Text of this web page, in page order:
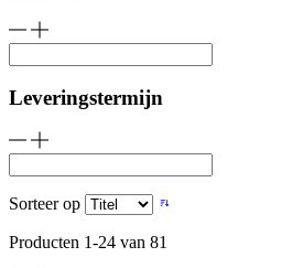
Leveringstermijn
Sorteer op
Producten 1-24 van 81